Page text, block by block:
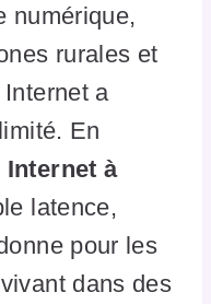
numérique,
rurales et
Internet a
En
à
latence,
pour les
dans des